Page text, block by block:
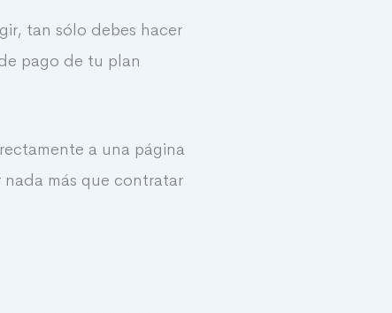
tan sólo debes hacer
pago de tu plan
a una página
más que contratar